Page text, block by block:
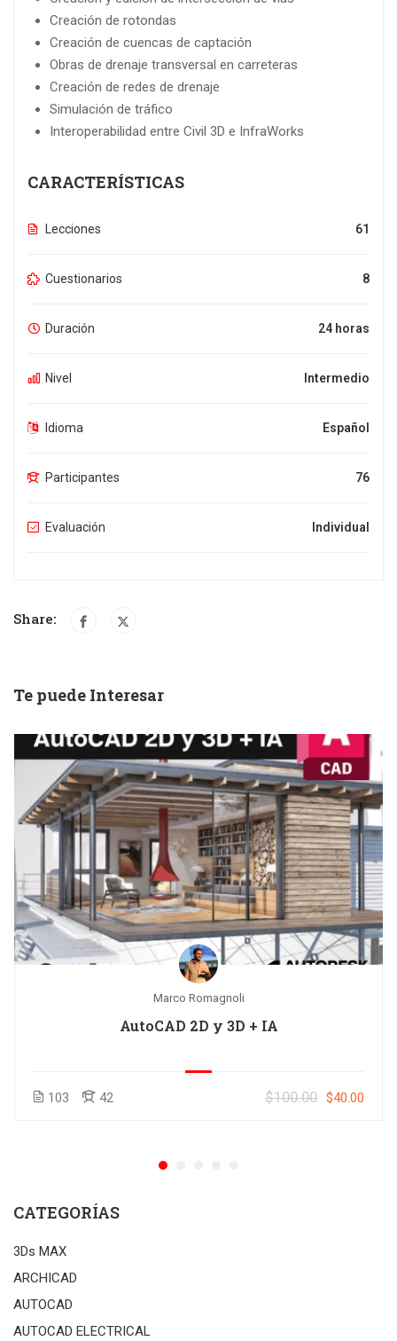
Creación de rotondas
Creación de cuencas de captación
Obras de drenaje transversal en carreteras
Creación de redes de drenaje
Simulación de tráfico
Interoperabilidad entre Civil 3D e InfraWorks
CARACTERÍSTICAS
Lecciones 61
Cuestionarios 8
Duración 24 horas
Nivel Intermedio
Idioma Español
Participantes 76
Evaluación Individual
Share:
Te puede Interesar
Marco Romagnoli
AutoCAD 2D y 3D + IA
103 42 $100.00 $40.00
CATEGORÍAS
3Ds MAX
ARCHICAD
AUTOCAD
AUTOCAD ELECTRICAL